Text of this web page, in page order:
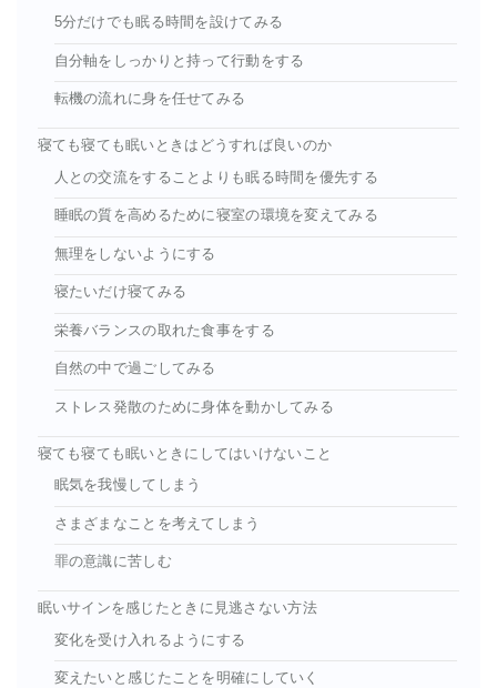
5分だけでも眠る時間を設けてみる
自分軸をしっかりと持って行動をする
転機の流れに身を任せてみる
寝ても寝ても眠いときはどうすれば良いのか
人との交流をすることよりも眠る時間を優先する
睡眠の質を高めるために寝室の環境を変えてみる
無理をしないようにする
寝たいだけ寝てみる
栄養バランスの取れた食事をする
自然の中で過ごしてみる
ストレス発散のために身体を動かしてみる
寝ても寝ても眠いときにしてはいけないこと
眠気を我慢してしまう
さまざまなことを考えてしまう
罪の意識に苦しむ
眠いサインを感じたときに見逃さない方法
変化を受け入れるようにする
変えたいと感じたことを明確にしていく